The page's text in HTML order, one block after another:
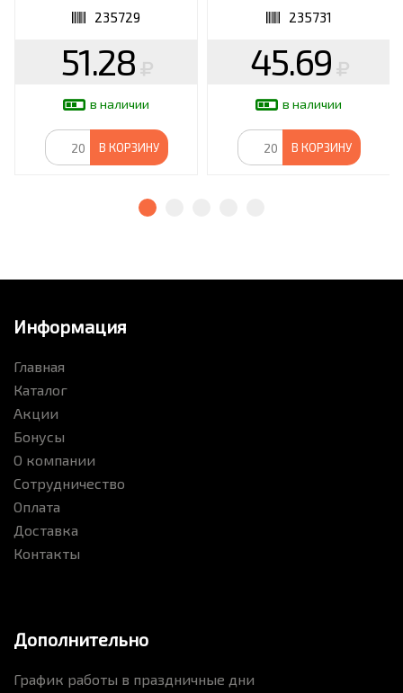
235729
51.28
в наличии
В КОРЗИНУ
235731
45.69
в наличии
В КОРЗИНУ
Информация
Главная
Каталог
Акции
Бонусы
О компании
Сотрудничество
Оплата
Доставка
Контакты
Дополнительно
График работы в праздничные дни